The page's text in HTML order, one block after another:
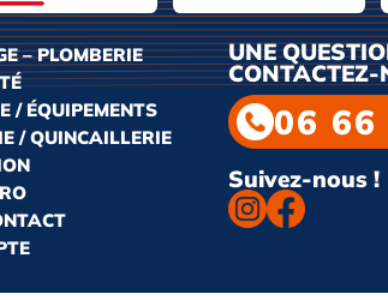
– PLOMBERIE
/ ÉQUIPEMENTS
/ QUINCAILLERIE
UNE
CONTACTEZ-
06 66
Suivez-nous !